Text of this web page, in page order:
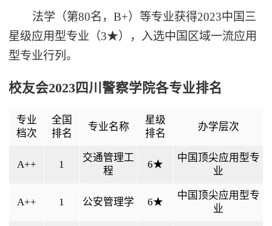
法学（第80名，B+）等专业获得2023中国三
星级应用型专业（3★），入选中国区域一流应用
型专业行列。
校友会2023四川警察学院各专业排名
专业
档次
全国
排名
专业名称
星级
排名
办学层次
A++ 1
交通管理工
程
6★
中国顶尖应用型专
业
A++ 1 公安管理学 6★
中国顶尖应用型专
业